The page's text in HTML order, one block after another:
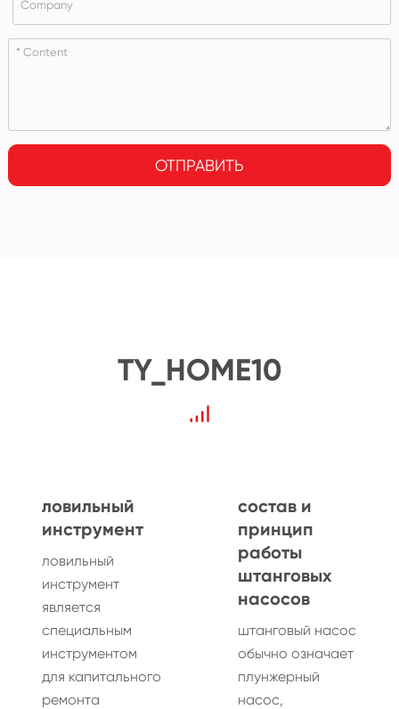
ОТПРАВИТЬ
TY_HOME10
ловильный
инструмент
ловильный
инструмент
является
специальным
инструментом
для капитального
ремонта
состав и
принцип
работы
штанговых
насосов
штанговый насос
обычно означает
плунжерный
насос,